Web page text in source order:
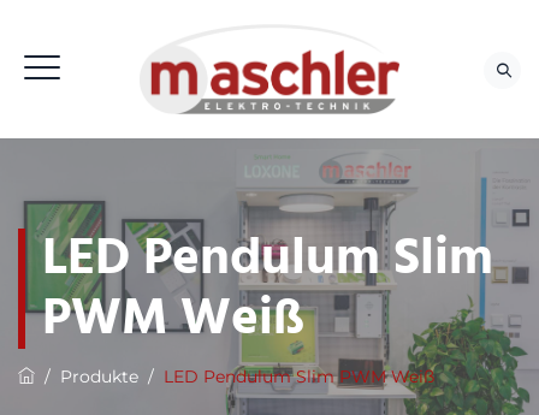
LED Pendulum Slim
PWM Weiß
/ Produkte / LED Pendulum Slim PWM Weiß